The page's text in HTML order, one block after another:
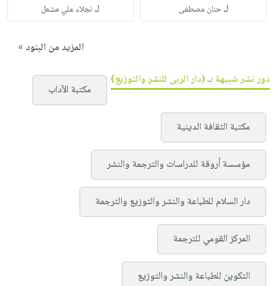
لـحنان مصطفى لـ نجلاء علي مشعل
المزيد من البنود »
دور نشر شبيهة بـ (دار الربى للنشر والتوزيع)
مكتبة الآداب
مكتبة الثقافة الدينية
مؤسسة أروقة للدراسات والترجمة والنشر
دار السلام للطباعة والنشر والتوزيع والترجمة
المركز القومي للترجمة
التكوين للطباعة والنشر والتوزيع